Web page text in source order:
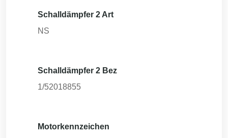
Schalldämpfer 2 Art
NS
Schalldämpfer 2 Bez
1/52018855
Motorkennzeichen